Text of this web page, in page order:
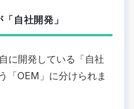
自社開発」
に開発している「自社
「OEM」に分けられま